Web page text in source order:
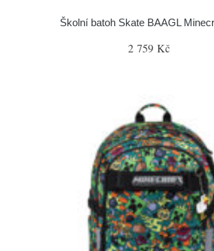
Školní batoh Skate BAAGL
2 759 Kč